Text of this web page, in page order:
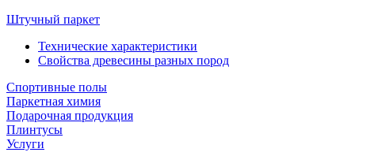
Штучный паркет
Технические характеристики
Свойства древесины разных пород
Спортивные полы
Паркетная химия
Подарочная продукция
Плинтусы
Услуги